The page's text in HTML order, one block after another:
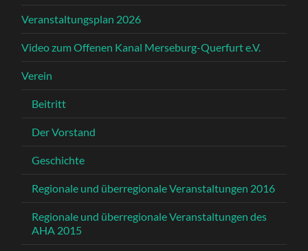
Veranstaltungsplan 2026
Video zum Offenen Kanal Merseburg-Querfurt e.V.
Verein
Beitritt
Der Vorstand
Geschichte
Regionale und überregionale Veranstaltungen 2016
Regionale und überregionale Veranstaltungen des
AHA 2015